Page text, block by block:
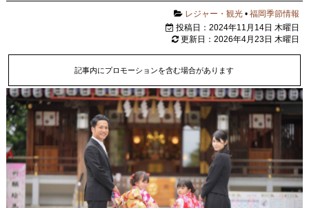
レジャー・観光 •福岡季節情報
投稿日：2024年11月14日 木曜日
更新日：2026年4月23日 木曜日
記事内にプロモーションを含む場合があります